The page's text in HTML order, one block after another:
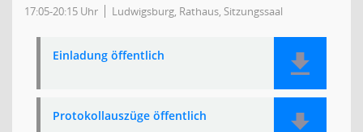
17:05-20:15 Uhr Ludwigsburg, Rathaus, Sitzungssaal
Einladung öffentlich
Protokollauszüge öffentlich